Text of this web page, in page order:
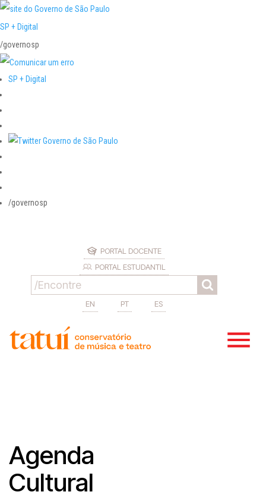
SP + Digital
/governosp
SP + Digital
/governosp
PORTAL DOCENTE
PORTAL ESTUDANTIL
EN PT ES
Agenda
Cultural